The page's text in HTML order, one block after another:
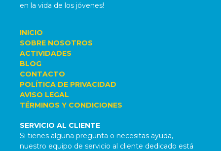
SERVICIO AL CLIENTE
Si tienes alguna pregunta o necesitas ayuda,
nuestro equipo de servicio al cliente dedicado está
INICIO
SOBRE NOSOTROS
ACTIVIDADES
BLOG
CONTACTO
POLÍTICA DE PRIVACIDAD
AVISO LEGAL
TÉRMINOS Y CONDICIONES
en la vida de los jóvenes!